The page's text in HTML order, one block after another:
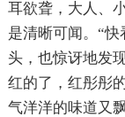
耳欲聋，大人、
是清晰可闻。“
头，也惊讶地发
红的了，红彤彤
气洋洋的味道又